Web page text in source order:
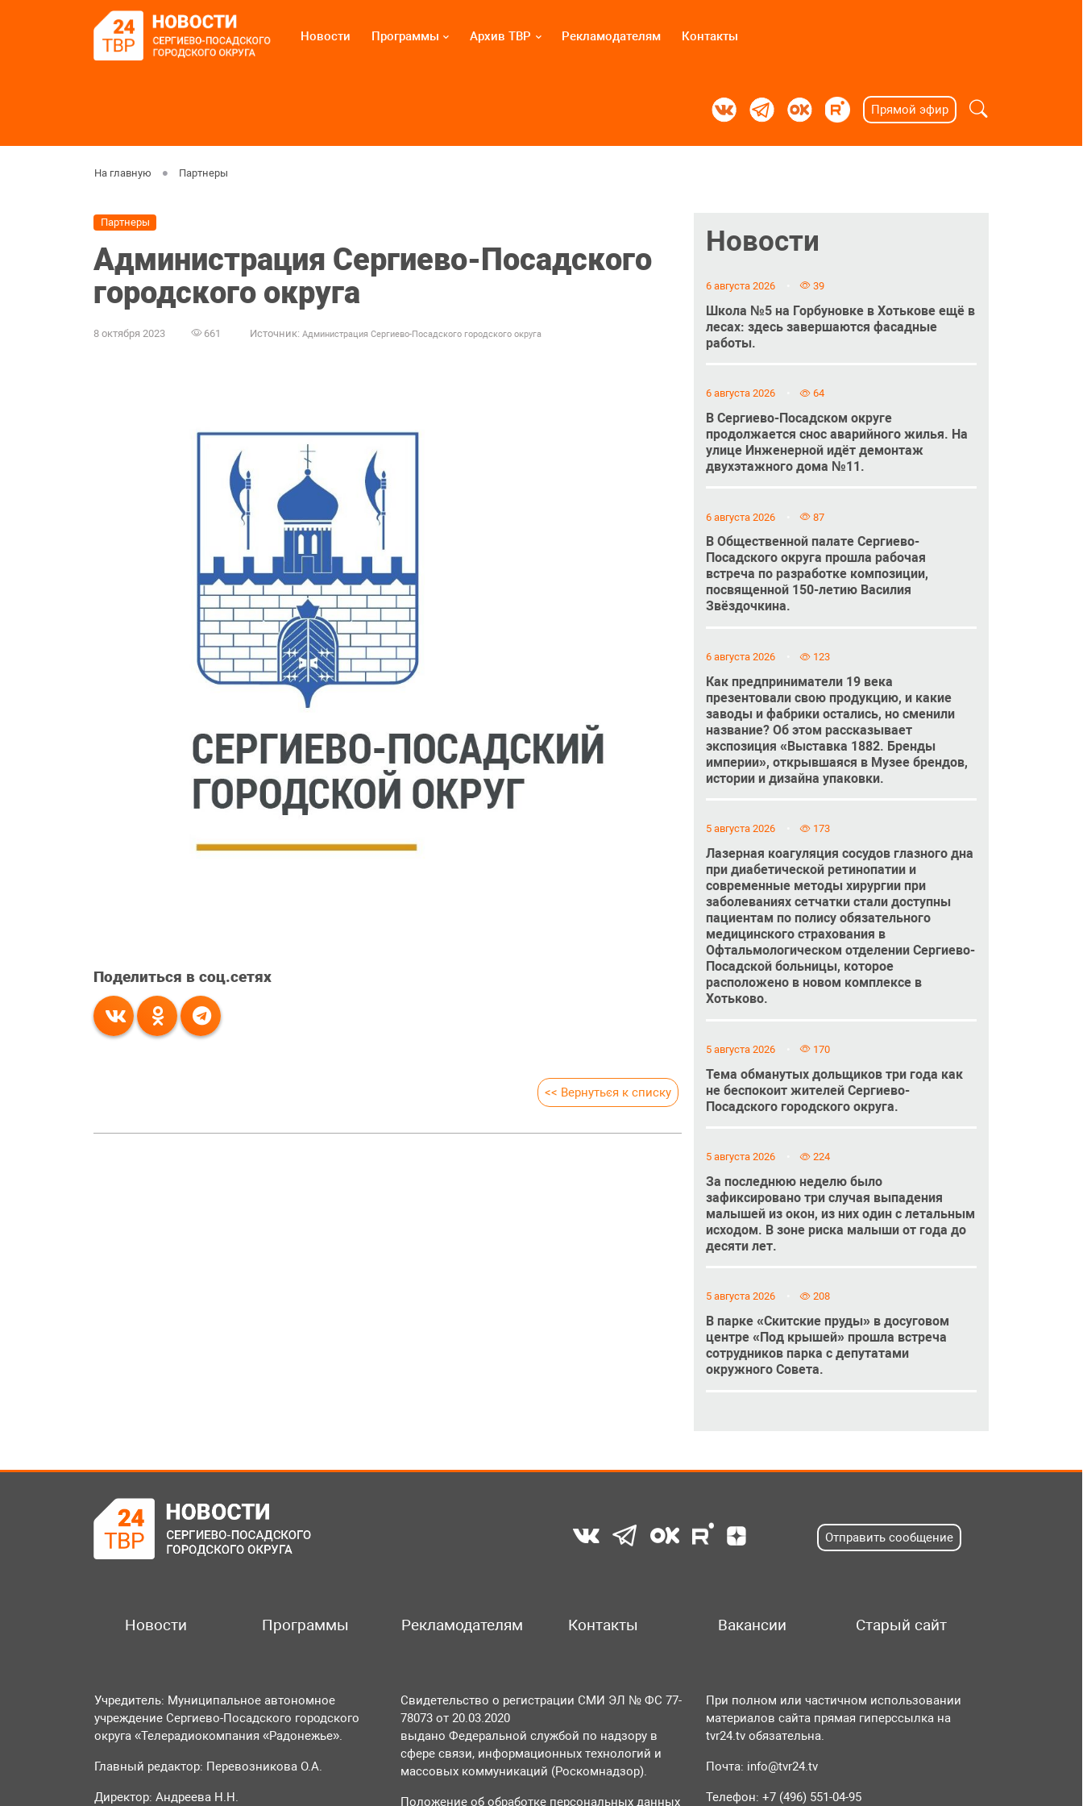
Новости Программы Архив ТВР Рекламодателям Контакты
Прямой эфир
На главную Партнеры
Партнеры
Администрация Сергиево-Посадского
городского округа
8 октября 2023 661 Источник: Администрация Сергиево-Посадского городского округа
Поделиться в соц.сетях
<< Вернуться к списку
Новости
6 августа 2026 39
Школа №5 на Горбуновке в Хотькове ещё в
лесах: здесь завершаются фасадные
работы.
6 августа 2026 64
В Сергиево-Посадском округе
продолжается снос аварийного жилья. На
улице Инженерной идёт демонтаж
двухэтажного дома №11.
6 августа 2026 87
В Общественной палате Сергиево-
Посадского округа прошла рабочая
встреча по разработке композиции,
посвященной 150-летию Василия
Звёздочкина.
6 августа 2026 123
Как предприниматели 19 века
презентовали свою продукцию, и какие
заводы и фабрики остались, но сменили
название? Об этом рассказывает
экспозиция «Выставка 1882. Бренды
империи», открывшаяся в Музее брендов,
истории и дизайна упаковки.
5 августа 2026 173
Лазерная коагуляция сосудов глазного дна
при диабетической ретинопатии и
современные методы хирургии при
заболеваниях сетчатки стали доступны
пациентам по полису обязательного
медицинского страхования в
Офтальмологическом отделении Сергиево-
Посадской больницы, которое
расположено в новом комплексе в
Хотьково.
5 августа 2026 170
Тема обманутых дольщиков три года как
не беспокоит жителей Сергиево-
Посадского городского округа.
5 августа 2026 224
За последнюю неделю было
зафиксировано три случая выпадения
малышей из окон, из них один с летальным
исходом. В зоне риска малыши от года до
десяти лет.
5 августа 2026 208
В парке «Скитские пруды» в досуговом
центре «Под крышей» прошла встреча
сотрудников парка с депутатами
окружного Совета.
Отправить сообщение
Новости Программы Рекламодателям Контакты Вакансии Старый сайт
Учредитель: Муниципальное автономное
учреждение Сергиево-Посадского городского
округа «Телерадиокомпания «Радонежье».
Главный редактор: Перевозникова О.А.
Директор: Андреева Н.Н.
Свидетельство о регистрации СМИ ЭЛ № ФС 77-
78073 от 20.03.2020
выдано Федеральной службой по надзору в
сфере связи, информационных технологий и
массовых коммуникаций (Роскомнадзор).
Положение об обработке персональных данных
При полном или частичном использовании
материалов сайта прямая гиперссылка на
tvr24.tv обязательна.
Почта: info@tvr24.tv
Телефон: +7 (496) 551-04-95